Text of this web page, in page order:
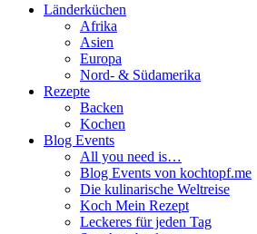
Länderküchen
Afrika
Asien
Europa
Nord- & Südamerika
Rezepte
Backen
Kochen
Blog Events
All you need is…
Blog Events von kochtopf.me
Die kulinarische Weltreise
Koch Mein Rezept
Leckeres für jeden Tag